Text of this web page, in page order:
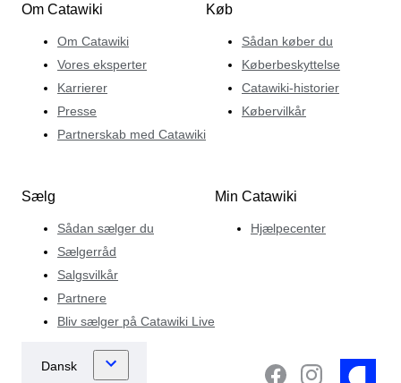
Om Catawiki
Om Catawiki
Vores eksperter
Karrierer
Presse
Partnerskab med Catawiki
Køb
Sådan køber du
Køberbeskyttelse
Catawiki-historier
Købervilkår
Sælg
Sådan sælger du
Sælgerråd
Salgsvilkår
Partnere
Bliv sælger på Catawiki Live
Min Catawiki
Hjælpecenter